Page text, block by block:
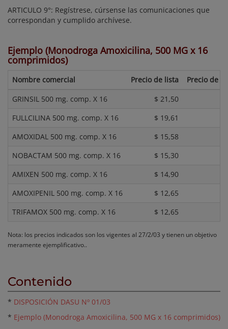
ARTICULO 9°: Regístrese, cúrsense las comunicaciones que
correspondan y cumplido archívese.
Ejemplo (Monodroga Amoxicilina, 500 MG x 16
comprimidos)
Nombre comercial Precio de lista
Precio de
GRINSIL 500 mg. comp. X 16
$ 21,50
FULLCILINA 500 mg. comp. X 16
$ 19,61
AMOXIDAL 500 mg. comp. X 16
$ 15,58
NOBACTAM 500 mg. comp. X 16
$ 15,30
AMIXEN 500 mg. comp. X 16
$ 14,90
AMOXIPENIL 500 mg. comp. X 16
$ 12,65
TRIFAMOX 500 mg. comp. X 16
$ 12,65
Nota: los precios indicados son los vigentes al 27/2/03 y tienen un objetivo
meramente ejemplificativo..
Contenido
* DISPOSICIÓN DASU Nº 01/03
* Ejemplo (Monodroga Amoxicilina, 500 MG x 16 comprimidos)